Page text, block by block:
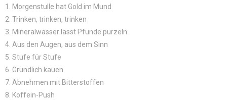
1. Morgenstulle hat Gold im Mund
2. Trinken, trinken, trinken
3. Mineralwasser lässt Pfunde purzeln
4. Aus den Augen, aus dem Sinn
5. Stufe für Stufe
6. Gründlich kauen
7. Abnehmen mit Bitterstoffen
8. Koffein-Push